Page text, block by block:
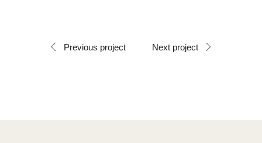
Previous project Next project